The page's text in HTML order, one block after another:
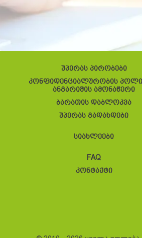
უპერას პირობები
კონფიდენციალურობის
ანგარიშის ამონაწერი
ბარათის დაბლოკვა
უპერას გადახდები
სიახლეები
FAQ
კონტაქტი